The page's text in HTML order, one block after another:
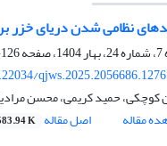
نظامی شدن دریای خزر
126-148
qjws.2025.2056686.1276
حمید کریمی، محسن
مقاله
اصل مقاله K